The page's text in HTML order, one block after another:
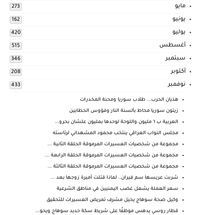
مايو 273
يونيو 162
يوليو 420
أغسطس 515
سبتمبر 346
أكتوبر 208
نوفمبر 433
هذيان الحرب... طلاب سوريا ومحنة المخدرات
زيتون سوريا محاط بألسنة النار وفؤوس الحطابين
العربية ب ٦ مليون واللوحة لوحدها بمليون علشان بحرو...
مجلس النواب العراقي ينتخب محمود المشهداني لرئاسته
مجموعة من شخصيات العسيرات المرموقة الحلقة الثانية ...
مجموعة من شخصيات العسيرات المرموقة الحلقة الرابعة ...
مجموعة من شخصيات العسيرات المرموقة الحلقة الثالثة ...
شربت عريسها سم فيران.. لماذا قتلت أميرة زوجها بعد ...
سعر العملة يشعل غضب اليمنيين في مناطق الشرعية
وكيل صحة سوهاج يحيل مشرف تمريض العسيرات للتحقيق
قطار روسي يدهس موظفًا على شريط سكة حديد سوهاج ويحو...